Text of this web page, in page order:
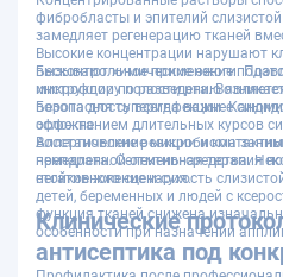
фибробласты и эпителий
замедляет регенерацию тканей
Высокие концентрации нарушают
вызывают химические ожоги.
инструкции по разведению
Безопасность всегда важнее
эффекта.
Бесконтрольное применение
микрофлору полости рта.
ворота для суперинфекции.
осложнением длительных курсов
Восстановление микробиома
препарата. Селективная терапия
негативного сценария.
Аллергические реакции и
немедленной отмены средства.
стойкое жжение и сухость
детей, беременных и людей с
функция тканей снижена
особенности при назначении
Клинические
антисептика под